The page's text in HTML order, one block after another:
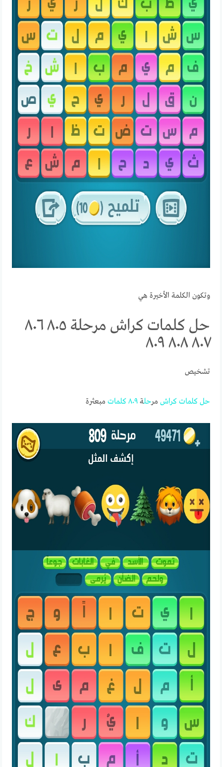
وتكون الكلمة الأخيرة هي
حل كلمات كراش مرحلة ٨٠٥ ٨٠٦
٨٠٧ ٨٠٨ ٨٠٩
تشخيص
حل كلمات كراش مرحلة٨٠٩ كلمات مبعثرة